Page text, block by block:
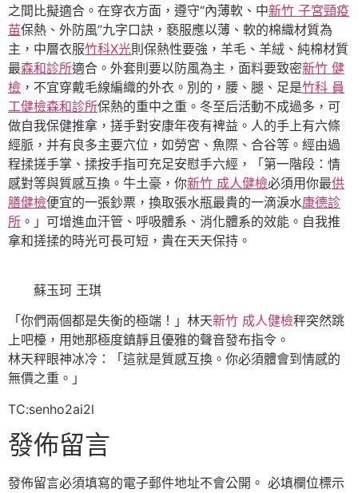
之間比擬適合。在穿衣方面，遵守“內薄軟、中新竹 子宮頸疫
苗保熱、外防風”九字口訣，褻服應以薄、軟的棉織材質為
主，中層衣服竹科X光則保熱性要強，羊毛、羊絨、純棉材質
最森和診所適合。外套則要以防風為主，面料要致密新竹 健
檢 ，不宜穿戴毛線編織的外衣。別的，腰、腿、足是竹科 員
工健檢森和診所保熱的重中之重。冬至后活動不成過多，可
做自我保健推拿，搓手對安康年夜有裨益。人的手上有六條
經脈，并有良多主要穴位，如勞宮、魚際、合谷等。經由過
程揉搓手掌、揉按手指可充足安慰手六經，「第一階段：情
感對等與質感互換。牛土豪，你新竹 成人健檢必須用你最供
膳健檢便宜的一張鈔票，換取張水瓶最貴的一滴淚水康德診
所 。」可增進血汗管、呼吸體系、消化體系的效能。自我推
拿和搓揉的時光可長可短，貴在天天保持。
蘇玉珂 王琪
「你們兩個都是失衡的極端！」林天新竹 成人健檢秤突然跳
上吧檯，用她那極度鎮靜且優雅的聲音發布指令。
林天秤眼神冰冷：「這就是質感互換。你必須體會到情感的
無價之重。」
TC:senho2ai2l
發佈留言
發佈留言必須填寫的電子郵件地址不會公開。 必填欄位標示